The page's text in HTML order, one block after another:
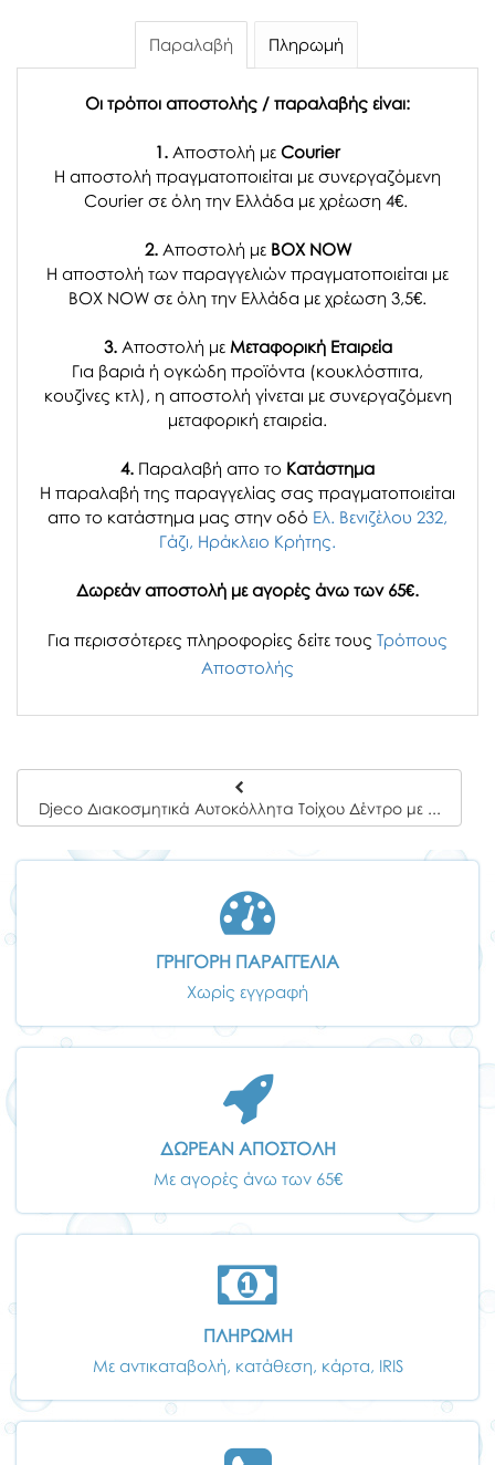
Παραλαβή Πληρωμή
Οι τρόποι αποστολής / παραλαβής είναι:
1. Αποστολή με Courier
Η αποστολή πραγματοποιείται με συνεργαζόμενη
Courier σε όλη την Ελλάδα με χρέωση 4€.
2. Αποστολή μεBOX NOW
Η αποστολή των παραγγελιών πραγματοποιείται με
BOX NOW σε όλη την Ελλάδα με χρέωση 3,5€.
3. Αποστολή μεΜεταφορική Εταιρεία
Για βαριά ή ογκώδη προϊόντα (κουκλόσπιτα,
κουζίνες κτλ), η αποστολή γίνεται με συνεργαζόμενη
μεταφορική εταιρεία.
4. Παραλαβή απο το Κατάστημα
H παραλαβή της παραγγελίας σας πραγματοποιείται
απο το κατάστημα μας στην οδό Ελ. Βενιζέλου 232,
Γάζι, Ηράκλειο Κρήτης.
Δωρεάν αποστολή με αγορές άνω των 65€.
Για περισσότερες πληροφορίες δείτε τους Τρόπους
Αποστολής
Djeco Διακοσμητικά Αυτοκόλλητα Τοίχου Δέντρο με Λιβελλούλες
ΓΡΗΓΟΡΗ ΠΑΡΑΓΓΕΛΙΑ
Χωρίς εγγραφή
ΔΩΡΕΑΝ ΑΠΟΣΤΟΛΗ
Με αγορές άνω των 65€
ΠΛΗΡΩΜΗ
Με αντικαταβολή, κατάθεση, κάρτα, IRIS